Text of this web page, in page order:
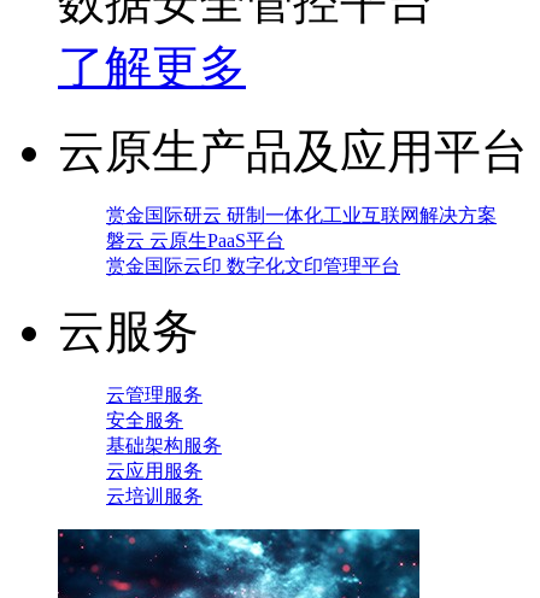
了解更多
云原生产品及应用平台
赏金国际研云 研制一体化工业互联网解决方案
磐云 云原生PaaS平台
赏金国际云印 数字化文印管理平台
云服务
云管理服务
安全服务
基础架构服务
云应用服务
云培训服务